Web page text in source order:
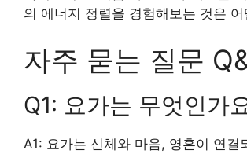
의 에너지 정렬을 경험해보는 것은 어
자주 묻는 질문
Q1: 요가는 무엇인가
A1: 요가는 신체와 마음, 영혼이 연결